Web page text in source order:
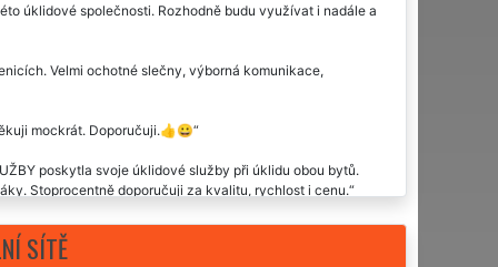
úklidové společnosti. Rozhodně budu využívat i nadále a
Velmi ochotné slečny, výborná komunikace,
mockrát. Doporučuji.👍😀
poskytla svoje úklidové služby při úklidu obou bytů.
Stoprocentně doporučuji za kvalitu, rychlost i cenu.
SÍTĚ